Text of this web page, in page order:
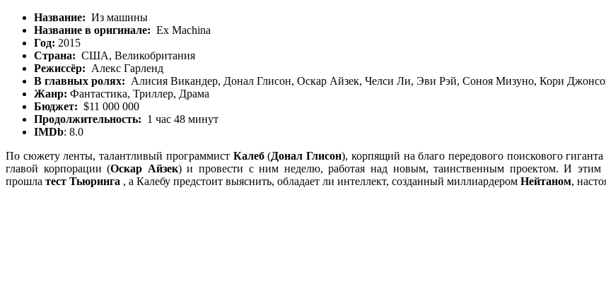
Название: Из машины
Название в оригинале: Ex Machina
Год: 2015
Страна: США, Великобритания
Режиссёр: Алекс Гарленд
В главных ролях: Алисия Викандер, Донал Глисон, Оскар Айзек, Челси Ли, Эви Рэй, Соноя Мизуно, Кори
Жанр: Фантастика, Триллер, Драма
Бюджет: $11 000 000
Продолжительность: 1 час 48 минут
IMDb: 8.0
По сюжету ленты, талантливый программист Калеб(Донал Глисон), корпящий на благо передового поискового
главой корпорации (Оскар Айзек) и провести с ним неделю, работая над новым, таинственным проектом. И этим
прошла тест Тьюринга , а Калебу предстоит выяснить, обладает ли интеллект, созданный миллиардером Нейтаном,